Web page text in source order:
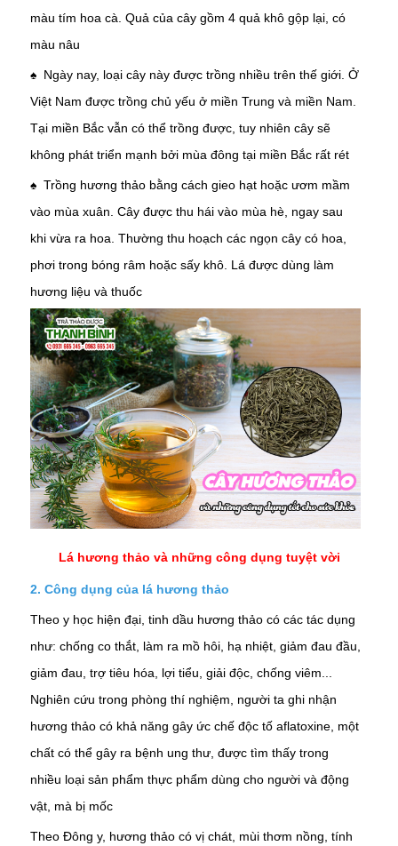
màu tím hoa cà. Quả của cây gồm 4 quả khô gộp lại, có
màu nâu
♠ Ngày nay, loại cây này được trồng nhiều trên thế giới. Ở
Việt Nam được trồng chủ yếu ở miền Trung và miền Nam.
Tại miền Bắc vẫn có thể trồng được, tuy nhiên cây sẽ
không phát triển mạnh bởi mùa đông tại miền Bắc rất rét
♠ Trồng hương thảo bằng cách gieo hạt hoặc ươm mầm
vào mùa xuân. Cây được thu hái vào mùa hè, ngay sau
khi vừa ra hoa. Thường thu hoạch các ngọn cây có hoa,
phơi trong bóng râm hoặc sấy khô. Lá được dùng làm
hương liệu và thuốc
Lá hương thảo và những công dụng tuyệt vời
2. Công dụng của lá hương thảo
Theo y học hiện đại, tinh dầu hương thảo có các tác dụng
như: chống co thắt, làm ra mồ hôi, hạ nhiệt, giảm đau đầu,
giảm đau, trợ tiêu hóa, lợi tiểu, giải độc, chống viêm...
Nghiên cứu trong phòng thí nghiệm, người ta ghi nhận
hương thảo có khả năng gây ức chế độc tố aflatoxine, một
chất có thể gây ra bệnh ung thư, được tìm thấy trong
nhiều loại sản phẩm thực phẩm dùng cho người và động
vật, mà bị mốc
Theo Đông y, hương thảo có vị chát, mùi thơm nồng, tính